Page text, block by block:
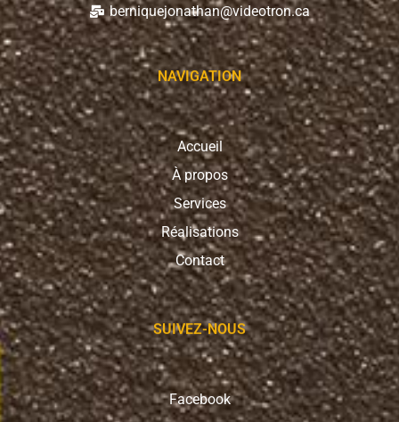
berniquejonathan@videotron.ca
NAVIGATION
Accueil
À propos
Services
Réalisations
Contact
SUIVEZ-NOUS
Facebook